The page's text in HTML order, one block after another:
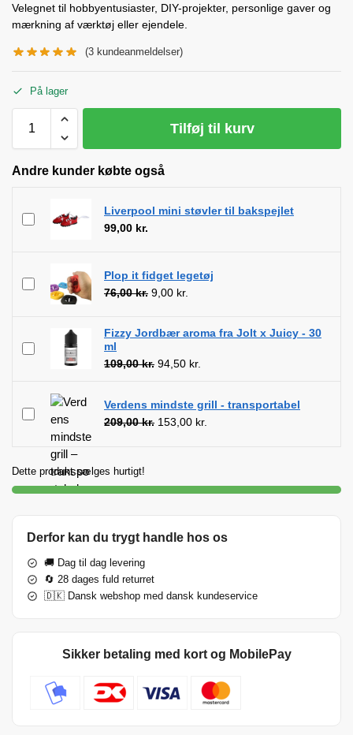
Velegnet til hobbyentusiaster, DIY-projekter, personlige gaver og
mærkning af værktøj eller ejendele.
(3 kundeanmeldelser)
På lager
Tilføj til kurv
Andre kunder købte også
Liverpool mini støvler til bakspejlet
99,00 kr.
Plop it fidget legetøj
76,00kr. 9,00 kr.
Fizzy Jordbær aroma fra Jolt x Juicy - 30
ml
109,00kr. 94,50 kr.
Verdens mindste grill - transportabel
209,00kr. 153,00 kr.
Dette produkt sælges hurtigt!
Derfor kan du trygt handle hos os
🚚 Dag til dag levering
🔄 28 dages fuld returret
🇩🇰 Dansk webshop med dansk kundeservice
Sikker betaling med kort og MobilePay